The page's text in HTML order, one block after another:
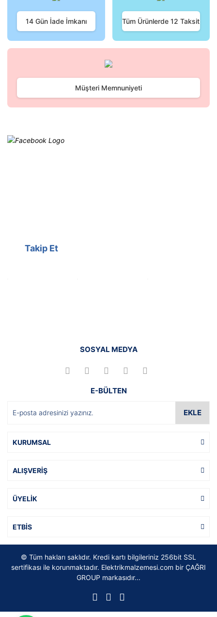
Bu ürüne benzer farklı alternatifler olmalı.
Gönder
14 Gün İade İmkanı Tüm Ürünlerde 12 Taksit
Müşteri Memnuniyeti
Takip Et
SOSYAL MEDYA
E-BÜLTEN
EKLE
KURUMSAL
ALIŞVERİŞ
ÜYELİK
ETBİS
© Tüm hakları saklıdır. Kredi kartı bilgileriniz 256bit SSL
sertifikası ile korunmaktadır. Elektrikmalzemesi.com bir ÇAĞRI
GROUP markasıdır...